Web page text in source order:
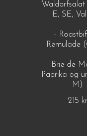
E, SE,
-
Remulade
- Brie de
Paprika og
M)
215 kr